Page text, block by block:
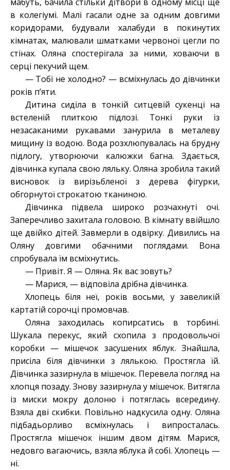
мабуть, бачила стільки дітвори в одному місці ще
в колегіумі. Малі гасали одне за одним довгими
коридорами, будували халабуди в покинутих
кімнатах, малювали шматками червоної цегли по
стінах. Оляна спостерігала за ними, ховаючи в
серці пекучий щем.
— Тобі не холодно? — всміхнулась до дівчинки
років п’яти.
Дитина сиділа в тонкій ситцевій сукенці на
встеленій плиткою підлозі. Тонкі руки із
незасаканими рукавами занурила в металеву
мищину із водою. Вода розхлюпувалась на брудну
підлогу, утворюючи калюжки багна. Здається,
дівчинка купала свою ляльку. Оляна зробила такий
висновок із вирізьбленої з дерева фігурки,
обгорнутої строкатою тканиною.
Дівчинка підвела широко розчахнуті очі.
Заперечливо захитала головою. В кімнату ввійшло
ще двійко дітей. Завмерли в одвірку. Дивились на
Оляну довгими обачними поглядами. Вона
спробувала їм всміхнутись.
— Привіт. Я — Оляна. Як вас зовуть?
— Марися, — відповіла дрібна дівчинка.
Хлопець біля неї, років восьми, у завеликій
картатій сорочці промовчав.
Оляна заходилась копирсатись в торбині.
Шукала перекус, який схопила з продовольчої
коробки — мішечок засушених яблук. Знайшла,
присіла біля дівчинки з лялькою. Простягла їй.
Дівчинка зазирнула в мішечок. Перевела погляд на
хлопця позаду. Знову зазирнула у мішечок. Витягла
із миски мокру долоню і потяглась всередину.
Взяла дві скибки. Повільно надкусила одну. Оляна
підбадьорливо всміхнулась і випросталась.
Простягла мішечок іншим двом дітям. Марися,
недовго вагаючись, взяла яблука й собі. Хлопець —
ні.